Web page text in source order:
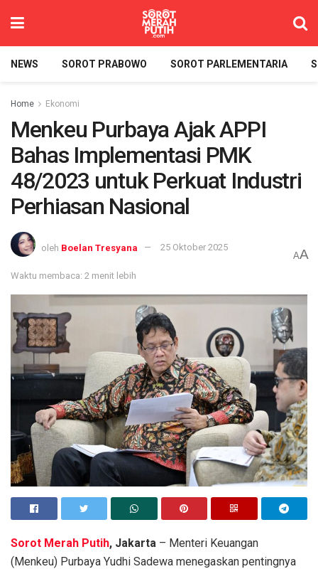
NEWS SOROT PRABOWO SOROT PARLEMENTARIA
Home Ekonomi
Menkeu Purbaya Ajak APPI
Bahas Implementasi PMK
48/2023 untuk Perkuat Industri
Perhiasan Nasional
oleh Boelan Tresyana 25 Oktober 2025
Waktu membaca: 2 menit lebih
AA
Sorot Merah Putih, Jakarta – Menteri Keuangan
(Menkeu) Purbaya Yudhi Sadewa menegaskan pentingnya